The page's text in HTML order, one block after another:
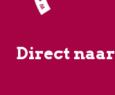
Direct naar